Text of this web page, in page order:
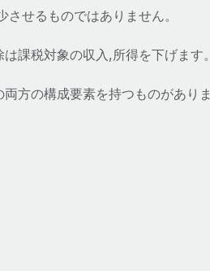
せるものではありません。
課税対象の収入,所得を下げます。
方の構成要素を持つものがありま